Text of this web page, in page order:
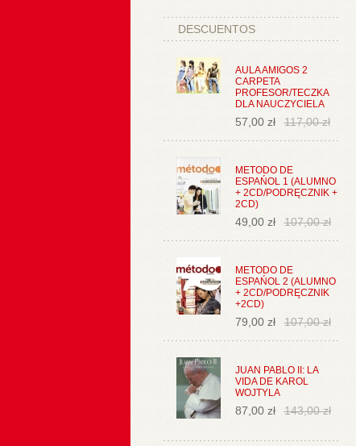
DESCUENTOS
AULA AMIGOS 2
CARPETA
PROFESOR/TECZKA
DLA NAUCZYCIELA
57,00 zł 117,00 zł
METODO DE
ESPAŃOL 1 (ALUMNO
+ 2CD/PODRĘCZNIK +
2CD)
49,00 zł 107,00 zł
METODO DE
ESPAŃOL 2 (ALUMNO
+ 2CD/PODRĘCZNIK
+2CD)
79,00 zł 107,00 zł
JUAN PABLO II: LA
VIDA DE KAROL
WOJTYLA
87,00 zł 143,00 zł